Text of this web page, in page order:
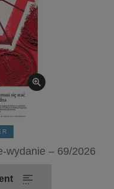
wydanie – 69/2026